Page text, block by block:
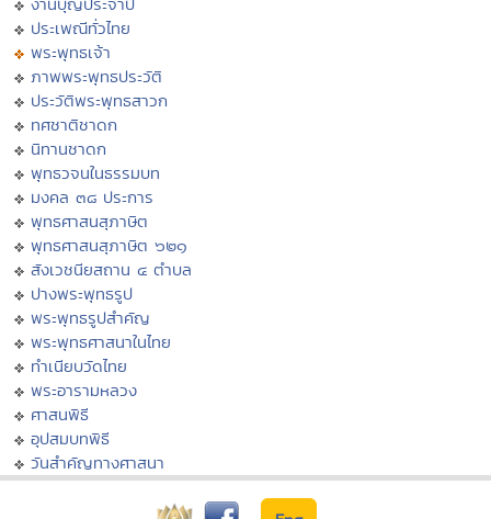
ประเพณีทั่วไทย
พระพุทธเจ้า
ภาพพระพุทธประวัติ
ประวัติพระพุทธสาวก
ทศชาติชาดก
นิทานชาดก
พุทธวจนในธรรมบท
มงคล ๓๘ ประการ
พุทธศาสนสุภาษิต
พุทธศาสนสุภาษิต ๖๒๑
สังเวชนียสถาน ๔ ตำบล
ปางพระพุทธรูป
พระพุทธรูปสำคัญ
พระพุทธศาสนาในไทย
ทำเนียบวัดไทย
พระอารามหลวง
ศาสนพิธี
อุปสมบทพิธี
วันสำคัญทางศาสนา